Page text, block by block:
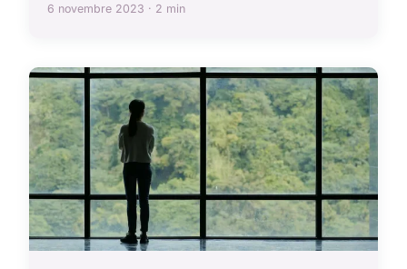
6 novembre 2023 · 2 min